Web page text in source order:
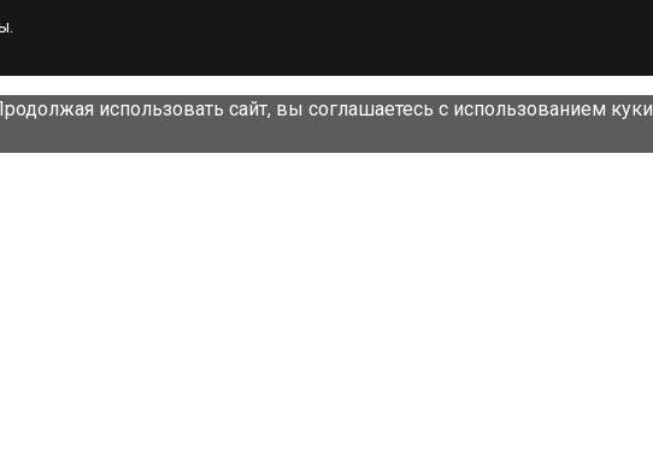
использовать сайт, вы соглашаетесь с использованием куки